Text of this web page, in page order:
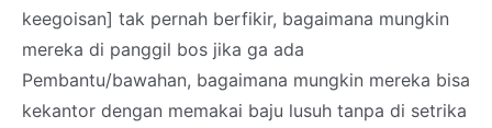
keegoisan] tak pernah berfikir, bagaimana mungkin
mereka di panggil bos jika ga ada
Pembantu/bawahan, bagaimana mungkin mereka bisa
kekantor dengan memakai baju lusuh tanpa di setrika